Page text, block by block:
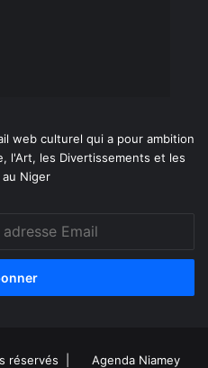
web culturel qui a pour ambition
l'Art, les Divertissements et les
au Niger
réservés | Agenda Niamey